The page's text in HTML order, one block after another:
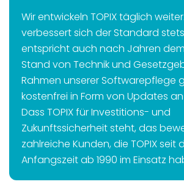
Wir entwickeln TOPIX täglich
verbessert sich der Standard
entspricht auch nach Jahren
Stand von Technik und
Rahmen unserer Softwarepflege
kostenfrei in Form von Updates an
Dass TOPIX für Investitions- und
Zukunftssicherheit steht, das
zahlreiche Kunden, die TOPIX seit
Anfangszeit ab 1990 im Einsatz